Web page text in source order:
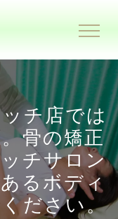
チ店では
骨の矯正
チサロン
るボディ
ださい。